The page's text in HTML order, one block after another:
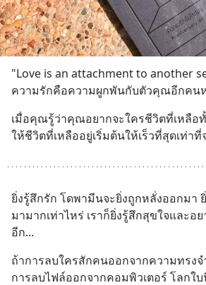
"Love is an attachment to another
ความรักคือความผูกพันกับตัวคุณอีกคน
เมื่อคุณรู้ว่าคุณอยากจะใครชีวิตที่เหลือ
ให้ชีวิตที่เหลืออยู่เริ่มต้นให้เร็วที่สุดเท่าที่
ยิ่งรู้สึกรัก โดพามีนจะยิ่งถูกหลั่งออกมา
มามากเท่าไหร่ เราก็ยิ่งรู้สึกสุขใจและอ
อีก...
ถ้าการลบใครสักคนออกจากความทรง
การลบไฟล์ออกจากคอมพิวเตอร์ โลกใ